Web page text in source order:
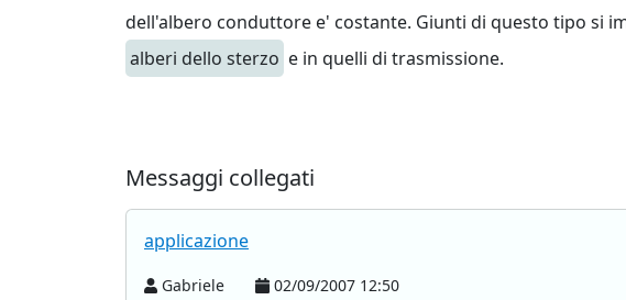
dell'albero conduttore e' costante. Giunti di questo tipo si
alberi dello sterzo e in quelli di trasmissione.
Messaggi collegati
applicazione
Gabriele 02/09/2007 12:50